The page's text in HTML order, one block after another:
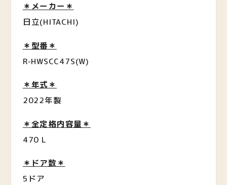
＊メーカー＊
日立(HITACHI)
＊型番＊
R-HWSCC47S(W)
＊年式＊
2022年製
＊全定格内容量＊
470 L
＊ドア数＊
5ドア